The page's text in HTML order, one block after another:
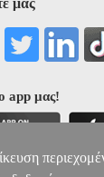
app μας!